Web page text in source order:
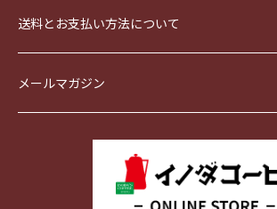
送料とお支払い方法について
メールマガジン